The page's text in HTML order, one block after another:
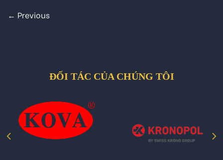
← Previous
ĐỐI TÁC CỦA CHÚNG TÔI